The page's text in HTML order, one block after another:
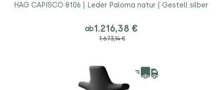
HAG CAPISCO 8106 | Leder Paloma natur | Gestell silber
ab1.216,38 €
1.673,14 €